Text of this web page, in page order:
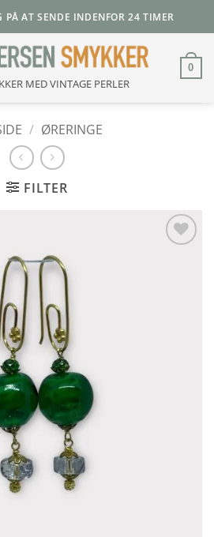
PÅ AT SENDE INDENFOR 24 TIMER
MED VINTAGE PERLER
0
/ ØRERINGE
FILTER